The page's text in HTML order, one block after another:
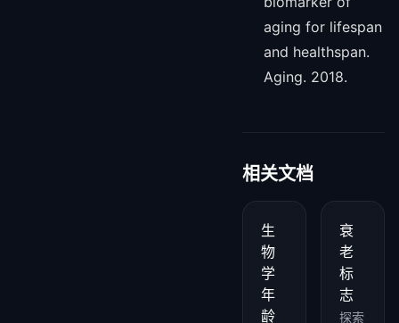
aging for lifespan
and healthspan.
Aging. 2018.
相关文档
生
物
学
年
龄
衰
老
标
志
探索